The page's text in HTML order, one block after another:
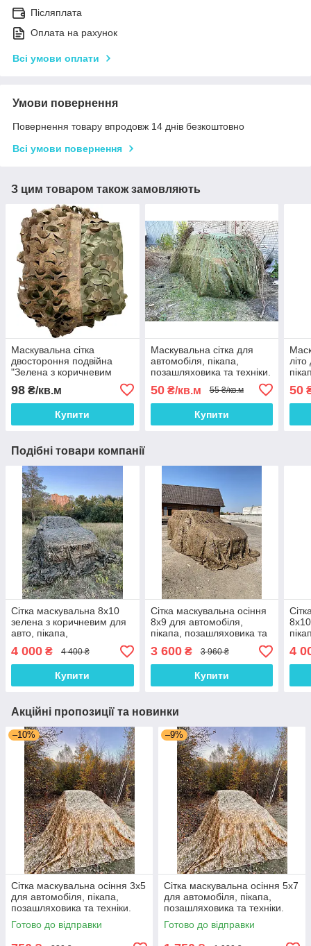
Післяплата
Оплата на рахунок
Всі умови оплати
Умови повернення
Повернення товару впродовж 14 днів безкоштовно
Всі умови повернення
З цим товаром також замовляють
Маскувальна сітка
двостороння подвійна
"Зелена з коричневим
98 ₴/кв.м
Купити
Маскувальна сітка для
автомобіля, пікапа,
позашляховика та техніки.
камуфляж (листя)
50₴/кв.м 55 ₴/кв.м
Купити
50
Подібні товари компанії
Сітка маскувальна 8х10
зелена з коричневим для
авто, пікапа,
позашляховика та техніки.
Колір "Камуфляж №5"
4 000 ₴ 4 400 ₴
Купити
Сітка маскувальна осіння
8х9 для автомобіля,
пікапа, позашляховика та
техніки. Колір "Осінь №2"
3 600₴ 3 960 ₴
Купити
4
Акційні пропозиції та новинки
–10%
Сітка маскувальна осіння 3х5
для автомобіля, пікапа,
позашляховика та техніки.
Колір "Мультикам №2"
Готово до відправки
–9%
Сітка маскувальна осіння 5х7
для автомобіля, пікапа,
позашляховика та техніки.
Колір "Мультикам №2"
Готово до відправки